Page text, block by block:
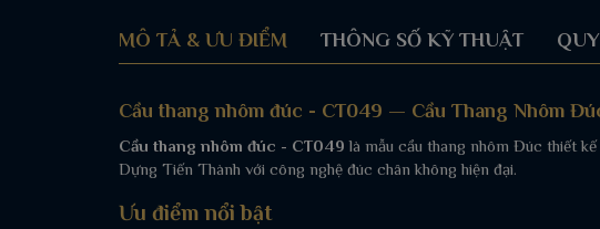
MÔ TẢ & ƯU ĐIỂM THÔNG SỐ KỸ THUẬT
Cầu thang nhôm đúc - CT049 — Cầu Thang Nhôm
Cầu thang nhôm đúc - CT049 là mẫu cầu thang nhôm Đúc thiết
Dựng Tiến Thành với công nghệ đúc chân không hiện đại.
Ưu điểm nổi bật